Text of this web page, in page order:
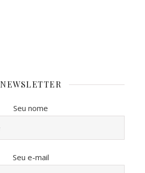
NEWSLETTER
Seu nome
Seu e-mail